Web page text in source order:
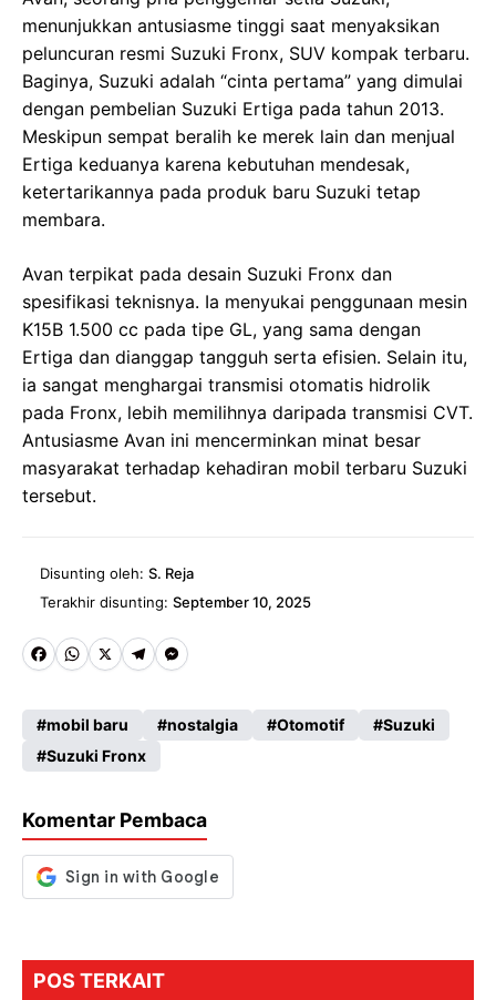
menunjukkan antusiasme tinggi saat menyaksikan
peluncuran resmi Suzuki Fronx, SUV kompak terbaru.
Baginya, Suzuki adalah “cinta pertama” yang dimulai
dengan pembelian Suzuki Ertiga pada tahun 2013.
Meskipun sempat beralih ke merek lain dan menjual
Ertiga keduanya karena kebutuhan mendesak,
ketertarikannya pada produk baru Suzuki tetap
membara.
Avan terpikat pada desain Suzuki Fronx dan
spesifikasi teknisnya. Ia menyukai penggunaan mesin
K15B 1.500 cc pada tipe GL, yang sama dengan
Ertiga dan dianggap tangguh serta efisien. Selain itu,
ia sangat menghargai transmisi otomatis hidrolik
pada Fronx, lebih memilihnya daripada transmisi CVT.
Antusiasme Avan ini mencerminkan minat besar
masyarakat terhadap kehadiran mobil terbaru Suzuki
tersebut.
Disunting oleh: S. Reja
Terakhir disunting: September 10, 2025
Fa
b
o
k
W
ts
A
p
X
Te
gr
a
M
se
er
mobil baru nostalgia Otomotif
Suzuki
Suzuki Fronx
Komentar Pembaca
POS TERKAIT